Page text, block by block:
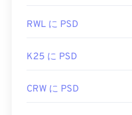
RWL に PSD
K25 に PSD
CRW に PSD